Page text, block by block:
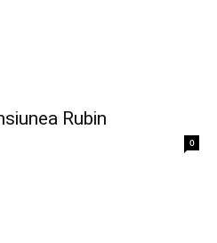
Rubin
0